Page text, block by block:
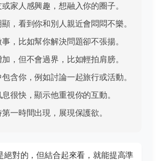
家人感興趣，想融入你的圈子。
，看到你和別人親近會悶悶不樂。
，比如幫你解決問題卻不張揚。
，但不會過界，比如輕拍肩膀。
含你，例如討論一起旅行或活動。
很快，顯示他重視你的互動。
一時間出現，展現保護欲。
絕對的，但結合起來看，就能提高準